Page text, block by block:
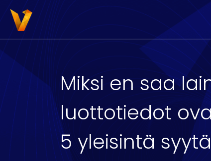
Miksi en saa
luottotiedot
5 yleisintä syytä
3000 4000 5000 6000 7000